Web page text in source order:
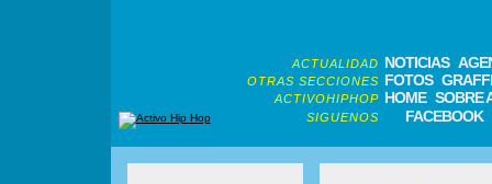
ACTUALIDAD NOTICIAS
OTRAS SECCIONES FOTOS
ACTIVOHIPHOP HOME SOBRE
SIGUENOS FACEBOOK